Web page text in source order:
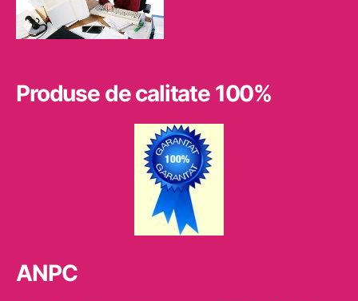
Produse de calitate 100%
ANPC